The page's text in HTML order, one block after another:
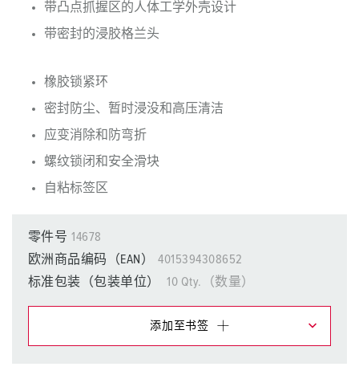
带凸点抓握区的人体工学外壳设计
带密封的浸胶格兰头
橡胶锁紧环
密封防尘、暂时浸没和高压清洁
应变消除和防弯折
螺纹锁闭和安全滑块
自粘标签区
零件号 14678
欧洲商品编码（EAN）
4015394308652
标准包装（包装单位）
10 Qty.（数量）
添加至书签